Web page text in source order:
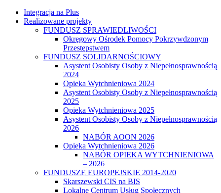
Integracja na Plus
Realizowane projekty
FUNDUSZ SPRAWIEDLIWOŚCI
Okręgowy Ośrodek Pomocy Pokrzywdzonym
Przestępstwem
FUNDUSZ SOLIDARNOŚCIOWY
Asystent Osobisty Osoby z Niepełnosprawnością
2024
Opieka Wytchnieniowa 2024
Asystent Osobisty Osoby z Niepełnosprawnością
2025
Opieka Wytchnieniowa 2025
Asystent Osobisty Osoby z Niepełnosprawnością
2026
NABÓR AOON 2026
Opieka Wytchnieniowa 2026
NABÓR OPIEKA WYTCHNIENIOWA
– 2026
FUNDUSZE EUROPEJSKIE 2014-2020
Skarszewski CIS na BIS
Lokalne Centrum Usług Społecznych